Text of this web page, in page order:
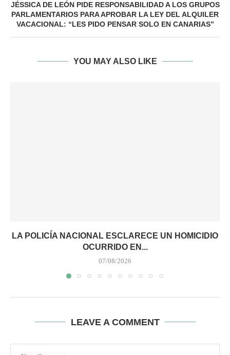
JÉSSICA DE LEÓN PIDE RESPONSABILIDAD A LOS GRUPOS
PARLAMENTARIOS PARA APROBAR LA LEY DEL ALQUILER
VACACIONAL: “LES PIDO PENSAR SOLO EN CANARIAS”
YOU MAY ALSO LIKE
LA POLICÍA NACIONAL ESCLARECE UN HOMICIDIO
OCURRIDO EN...
07/08/2026
LEAVE A COMMENT